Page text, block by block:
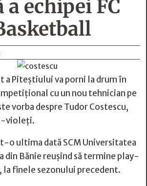
echipei FC
a Piteștiului va porni la drum în
cu un nou tehnician pe
vorba despre Tudor Costescu,
violeți.
o ultima dată SCM Universitatea
din Bănie reușind să termine play-
finele sezonului precedent.